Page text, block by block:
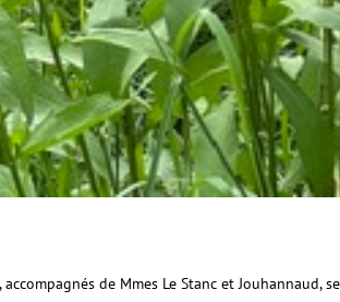
accompagnés de Mmes Le Stanc et